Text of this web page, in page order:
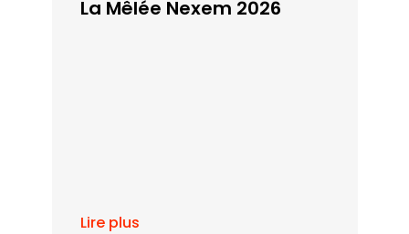
La Mêlée Nexem 2026
Lire plus